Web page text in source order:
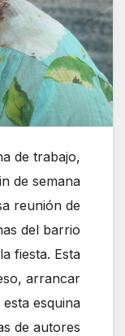
de trabajo,
de semana
reunión de
del barrio
fiesta. Esta
arrancar
esquina
de autores